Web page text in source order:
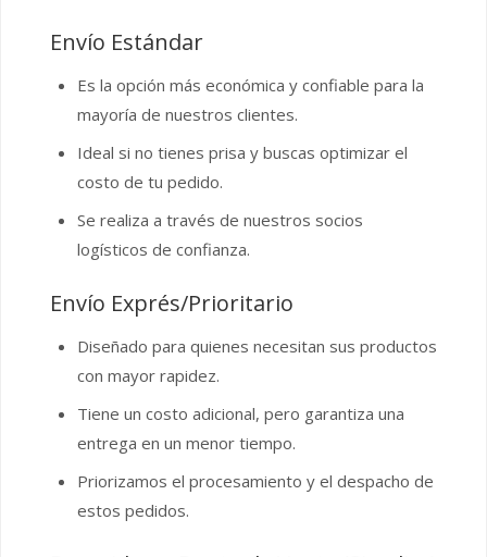
Envío Estándar
Es la opción más económica y confiable para la
mayoría de nuestros clientes.
Ideal si no tienes prisa y buscas optimizar el
costo de tu pedido.
Se realiza a través de nuestros socios
logísticos de confianza.
Envío Exprés/Prioritario
Diseñado para quienes necesitan sus productos
con mayor rapidez.
Tiene un costo adicional, pero garantiza una
entrega en un menor tiempo.
Priorizamos el procesamiento y el despacho de
estos pedidos.